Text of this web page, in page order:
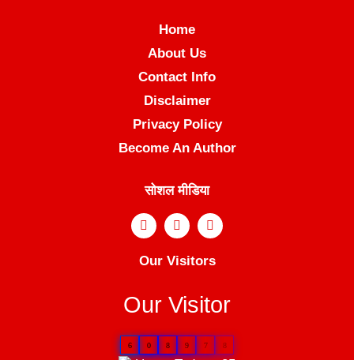
Home
About Us
Contact Info
Disclaimer
Privacy Policy
Become An Author
सोशल मीडिया
Our Visitors
Our Visitor
6 0 8 9 7 8